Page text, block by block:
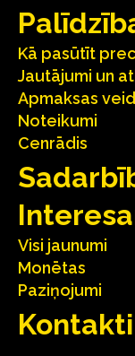
Kā pasūtīt
Jautājumi un
Apmaksas
Noteikumi
Cenrādis
Visi jaunumi
Monētas
Paziņojumi
Kontakti